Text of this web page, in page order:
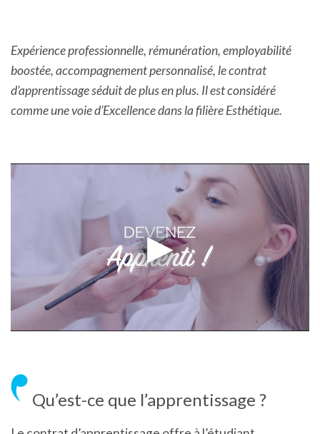
Expérience professionnelle, rémunération, employabilité
boostée, accompagnement personnalisé, le contrat
d’apprentissage séduit de plus en plus. Il est considéré
comme une voie d’Excellence dans la filière Esthétique.
Qu’est-ce que l’apprentissage ?